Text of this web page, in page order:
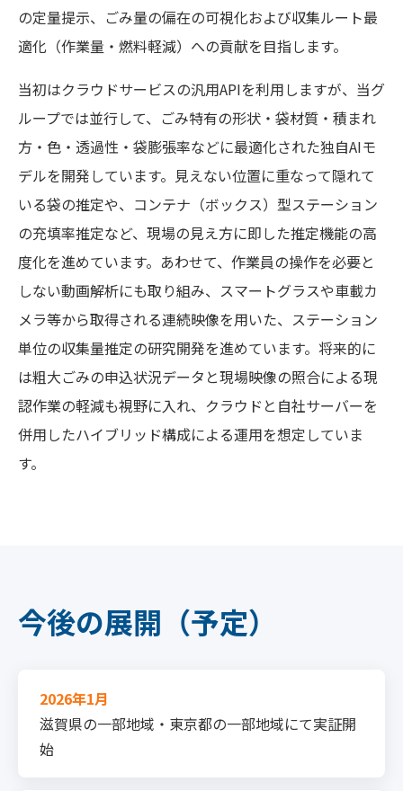
の定量提示、ごみ量の偏在の可視化および収集ルート最
適化（作業量・燃料軽減）への貢献を目指します。
当初はクラウドサービスの汎用APIを利用しますが、当グ
ループでは並行して、ごみ特有の形状・袋材質・積まれ
方・色・透過性・袋膨張率などに最適化された独自AIモ
デルを開発しています。見えない位置に重なって隠れて
いる袋の推定や、コンテナ（ボックス）型ステーション
の充填率推定など、現場の見え方に即した推定機能の高
度化を進めています。あわせて、作業員の操作を必要と
しない動画解析にも取り組み、スマートグラスや車載カ
メラ等から取得される連続映像を用いた、ステーション
単位の収集量推定の研究開発を進めています。将来的に
は粗大ごみの申込状況データと現場映像の照合による現
認作業の軽減も視野に入れ、クラウドと自社サーバーを
併用したハイブリッド構成による運用を想定していま
す。
今後の展開（予定）
2026年1月
滋賀県の一部地域・東京都の一部地域にて実証開
始